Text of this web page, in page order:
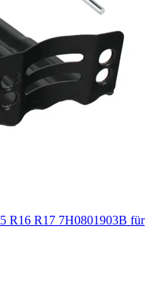
R16 R17 7H0801903B für